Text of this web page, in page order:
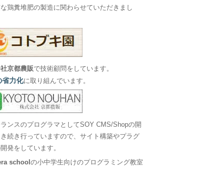
鶏糞堆肥の製造に関わらせていただきまし
京都農販で技術顧問をしています。
省力化に取り組んでいます。
ンスのプログラマとしてSOY CMS/Shopの開
続き行っていますので、サイト構築やプラグ
発をしています。
schoolの小中学生向けのプログラミング教室